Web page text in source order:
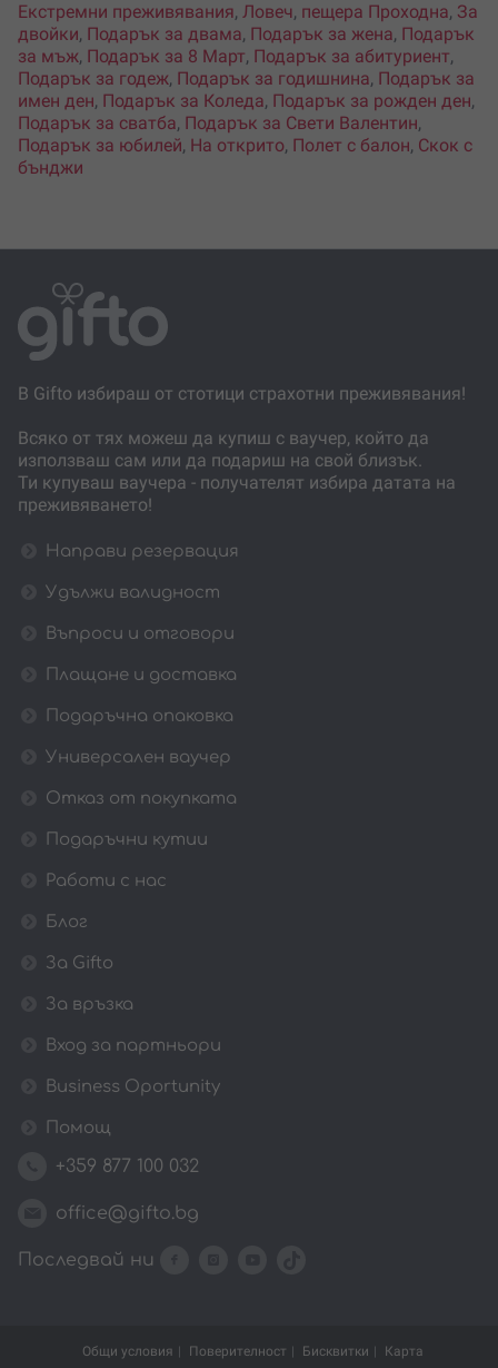
Екстремни преживявания, Ловеч, пещера Проходна, За
двойки, Подарък за двама, Подарък за жена, Подарък
за мъж, Подарък за 8 Март, Подарък за абитуриент,
Подарък за годеж, Подарък за годишнина, Подарък за
имен ден, Подарък за Коледа, Подарък за рожден ден,
Подарък за сватба, Подарък за Свети Валентин,
Подарък за юбилей, На открито, Полет с балон, Скок с
бънджи
В Gifto избираш от стотици страхотни преживявания!
Всяко от тях можеш да купиш с ваучер, който да
използваш сам или да подариш на свой близък.
Ти купуваш ваучера - получателят избира датата на
преживяването!
Направи резервация
Удължи валидност
Въпроси и отговори
Плащане и доставка
Подаръчна опаковка
Универсален ваучер
Отказ от покупката
Подаръчни кутии
Работи с нас
Блог
За Gifto
За връзка
Вход за партньори
Business Oportunity
Помощ
+359 877 100 032
office@gifto.bg
Последвай ни
Общи условия Поверителност Бисквитки Карта